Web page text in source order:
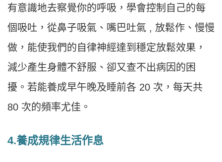
有意識地去察覺你的呼吸，學會控制自己的每
個吸吐，從鼻子吸氣、嘴巴吐氣 , 放鬆作、慢慢
做，能使我們的自律神經達到穩定放鬆效果，
減少產生身體不舒服、卻又查不出病因的困
擾。若能養成早午晚及睡前各 20 次，每天共
80 次的頻率尤佳。
4.養成規律生活作息